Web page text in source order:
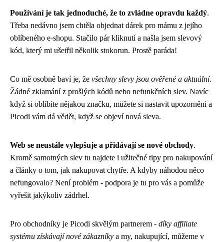
Používání je tak jednoduché, že to zvládne opravdu každý.
Třeba nedávno jsem chtěla objednat dárek pro mámu z jejího
oblíbeného e-shopu. Stačilo pár kliknutí a našla jsem slevový
kód, který mi ušetřil několik stokorun. Prostě paráda!
Co mě osobně baví je, že všechny slevy jsou ověřené a aktuální.
Žádné zklamání z prošlých kódů nebo nefunkčních slev. Navíc
když si oblíbíte nějakou značku, můžete si nastavit upozornění a
Picodi vám dá vědět, když se objeví nová sleva.
Web se neustále vylepšuje a přidávají se nové obchody.
Kromě samotných slev tu najdete i užitečné tipy pro nakupování
a články o tom, jak nakupovat chytře. A kdyby náhodou něco
nefungovalo? Není problém - podpora je tu pro vás a pomůže
vyřešit jakýkoliv zádrhel.
Pro obchodníky je Picodi skvělým partnerem - díky affiliate
systému získávají nové zákazníky a my, nakupující, můžeme v